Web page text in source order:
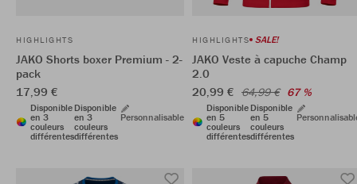
HIGHLIGHTS
JAKO Shorts boxer Premium - 2-
pack
17,99 €
Disponible
en 3
couleurs
différentes
Disponible
en 3
couleurs
différentes
Personnalisable
HIGHLIGHTS SALE!
JAKO Veste à capuche Champ
2.0
20,99 € 64,99 € 67 %
Disponible
en 5
couleurs
différentes
Disponible
en 5
couleurs
différentes